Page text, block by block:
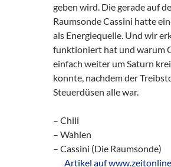
geben wird. Die gerade auf
Raumsonde Cassini hatte
als Energiequelle. Und wir
funktioniert hat und warum
einfach weiter um Saturn
konnte, nachdem der
Steuerdüsen alle war.
– Chili
– Wahlen
– Cassini (Die Raumsonde)
Artikel auf